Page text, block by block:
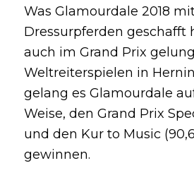
Was Glamourdale 2018
Dressurpferden geschafft
auch im Grand Prix
Weltreiterspielen in
gelang es Glamourdale
Weise, den Grand Prix
und den Kur to Music
gewinnen.